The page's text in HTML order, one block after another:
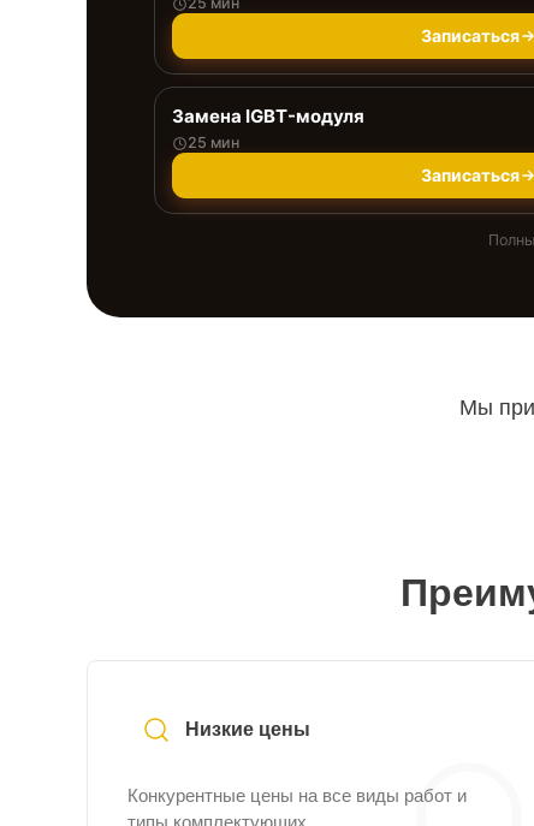
Записаться
Замена IGBT-модуля
25 мин
Записаться
Мы
Низкие цены
Конкурентные цены на все виды работ и
типы комплектующих